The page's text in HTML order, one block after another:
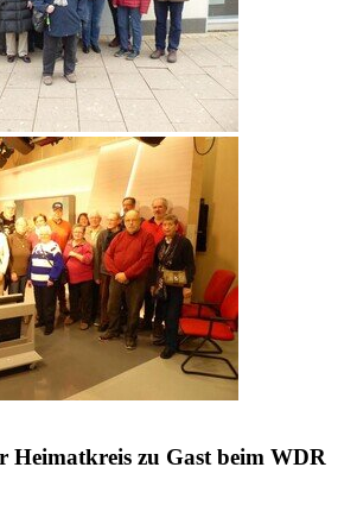
Heimatkreis zu Gast beim WDR